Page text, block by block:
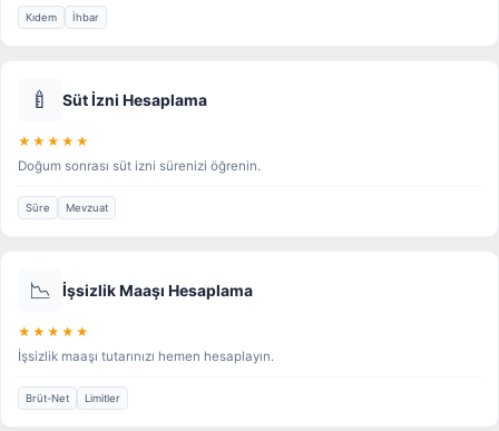
Kıdem İhbar
🍼 Süt İzni Hesaplama
★★★★★
Doğum sonrası süt izni sürenizi öğrenin.
Süre Mevzuat
📉 İşsizlik Maaşı Hesaplama
★★★★★
İşsizlik maaşı tutarınızı hemen hesaplayın.
Brüt-Net Limitler